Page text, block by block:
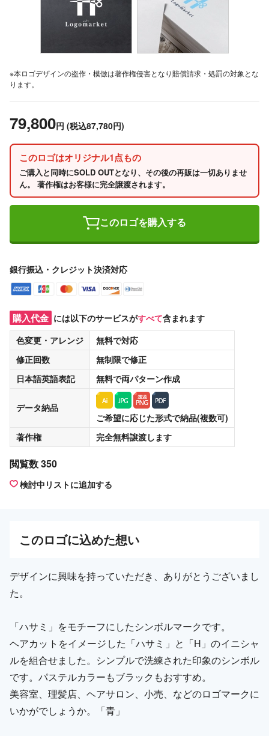
※本ロゴデザインの盗作・模倣は著作権侵害となり賠償請求・処罰の対象とな
ります。
79,800円 (税込87,780円)
このロゴはオリジナル1点もの
ご購入と同時にSOLD OUTとなり、その後の再販は一切ありませ
ん。 著作権はお客様に完全譲渡されます。
このロゴを購入する
銀行振込・クレジット決済対応
購入代金 には以下のサービスがすべて含まれます
色変更・アレンジ
無料で対応
修正回数
無制限で修正
日本語英語表記
無料で両パターン作成
データ納品
ご希望に応じた形式で納品(複数可)
著作権
完全無料譲渡します
閲覧数 350
検討中リストに追加する
このロゴに込めた想い
デザインに興味を持っていただき、ありがとうございまし
た。
「ハサミ」をモチーフにしたシンボルマークです。
ヘアカットをイメージした「ハサミ」と「H」のイニシャ
ルを組合せました。シンプルで洗練された印象のシンボル
です。パステルカラーもブラックもおすすめ。
美容室、理髪店、ヘアサロン、小売、などのロゴマークに
いかがでしょうか。「青」